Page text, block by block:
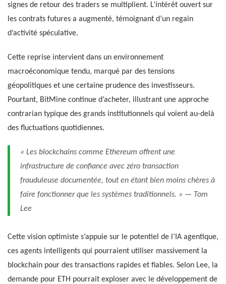
signes de retour des traders se multiplient. L’intérêt ouvert sur
les contrats futures a augmenté, témoignant d’un regain
d’activité spéculative.
Cette reprise intervient dans un environnement
macroéconomique tendu, marqué par des tensions
géopolitiques et une certaine prudence des investisseurs.
Pourtant, BitMine continue d’acheter, illustrant une approche
contrarian typique des grands institutionnels qui voient au-delà
des fluctuations quotidiennes.
« Les blockchains comme Ethereum offrent une
infrastructure de confiance avec zéro transaction
frauduleuse documentée, tout en étant bien moins chères à
faire fonctionner que les systèmes traditionnels. » — Tom
Lee
Cette vision optimiste s’appuie sur le potentiel de l’IA agentique,
ces agents intelligents qui pourraient utiliser massivement la
blockchain pour des transactions rapides et fiables. Selon Lee, la
demande pour ETH pourrait exploser avec le développement de